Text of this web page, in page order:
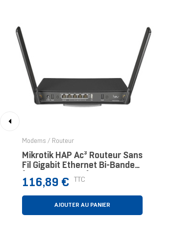
Modems / Routeur
Mikrotik HAP Ac³ Routeur Sans
Fil Gigabit Ethernet Bi-Bande
(2,4 GHz / 5 GHz) Noir
Prix
116,89 € TTC
AJOUTER AU PANIER